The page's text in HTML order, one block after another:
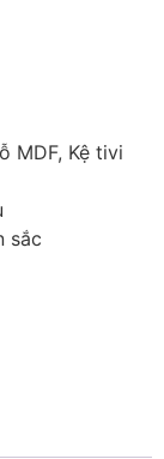
MDF, Kệ tivi
sắc